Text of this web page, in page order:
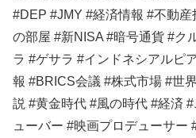
#DEP #JMY #経済情報 #不動産
の部屋 #新NISA #暗号通貨 #ク
ラ #ゲサラ #インドネシアルピ
報 #BRICS会議 #株式市場 #世
説 #黄金時代 #風の時代 #経済
ューバー #映画プロデューサー